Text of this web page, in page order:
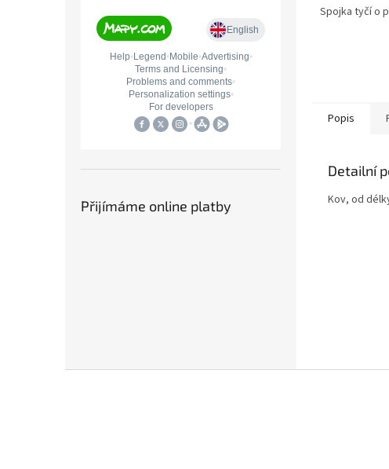
Přijímáme online platby
Spojka tyčí o
Popis
Detailní
Kov, od